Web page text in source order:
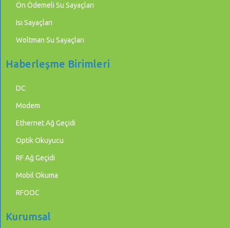
Ön Ödemeli Su Sayaçları
Isı Sayaçları
Woltman Su Sayaçları
Haberleşme Birimleri
DC
Modem
Ethernet Ağ Geçidi
Optik Okuyucu
RF Ağ Geçidi
Mobil Okuma
RFOOC
Kurumsal